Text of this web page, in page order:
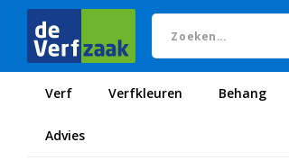
Verf Verfkleuren Behang
Advies